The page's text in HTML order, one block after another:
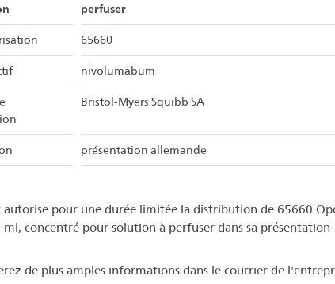
perfuser
65660
nivolumabum
Bristol-Myers Squibb SA
présentation allemande
autorise pour une durée limitée la distribution de 65660
concentré pour solution à perfuser dans sa présentation
de plus amples informations dans le courrier de